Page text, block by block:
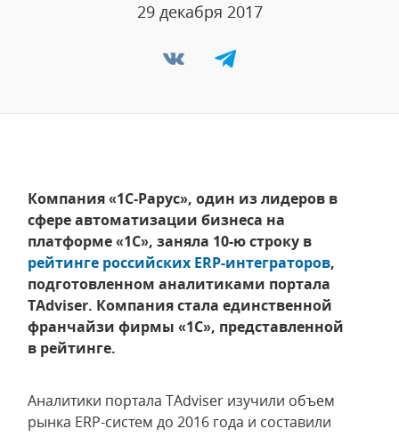
29 декабря 2017
Компания «1С-Рарус», один из лидеров в
сфере автоматизации бизнеса на
платформе «1С», заняла 10-ю строку в
рейтинге российских ERP-интеграторов,
подготовленном аналитиками портала
TAdviser. Компания стала единственной
франчайзи фирмы «1С», представленной
в рейтинге.
Аналитики портала TAdviser изучили объем
рынка ERP-систем до 2016 года и составили